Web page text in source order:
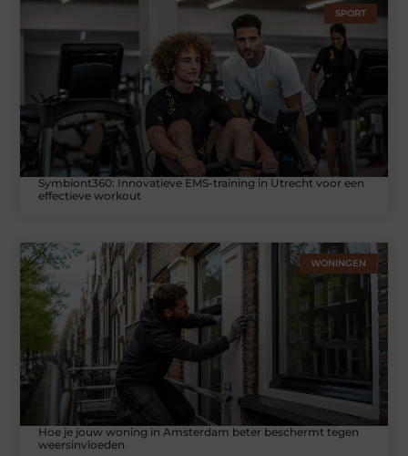
SPORT
Symbiont360: Innovatieve EMS-training in Utrecht voor een
effectieve workout
WONINGEN
Hoe je jouw woning in Amsterdam beter beschermt tegen
weersinvloeden